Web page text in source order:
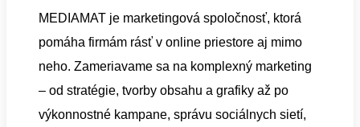
MEDIAMAT je marketingová spoločnosť, ktorá
pomáha firmám rásť v online priestore aj mimo
neho. Zameriavame sa na komplexný marketing
– od stratégie, tvorby obsahu a grafiky až po
výkonnostné kampane, správu sociálnych sietí,